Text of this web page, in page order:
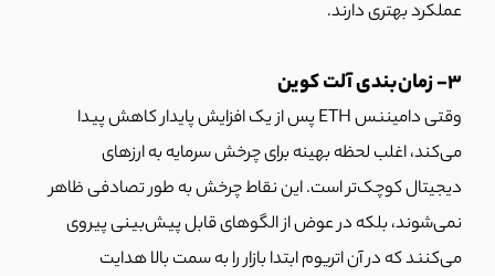
عملکرد بهتری دارند.
3- زمان‌بندی آلت کوین
وقتی دامیننس ETH پس از یک افزایش پایدار کاهش پیدا
می‌کند، اغلب لحظه بهینه برای چرخش سرمایه به ارزهای
دیجیتال کوچک‌تر است. این نقاط چرخش به طور تصادفی ظاهر
نمی‌شوند، بلکه در عوض از الگوهای قابل پیش‌بینی پیروی
می‌کنند که در آن اتریوم ابتدا بازار را به سمت بالا هدایت